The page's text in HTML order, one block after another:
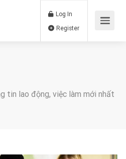
Log In
tin lao động, việc làm mới nhất